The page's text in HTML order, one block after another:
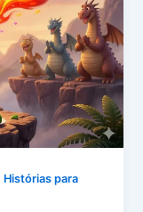
Histórias para